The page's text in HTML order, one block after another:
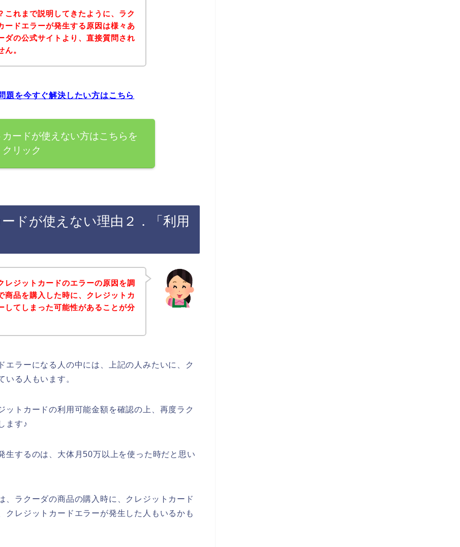
これまで説明してきたように、ラク
ードエラーが発生する原因は様々あ
ダの公式サイトより、直接質問され
。
題を今すぐ解決したい方はこちら
ードが使えない方はこちらを
クリック
ドが使えない理由２．「利用
レジットカードのエラーの原因を調
商品を購入した時に、クレジットカ
してしまった可能性があることが分
エラーになる人の中には、上記の人みたいに、ク
いる人もいます。
ットカードの利用可能金額を確認の上、再度ラク
ます♪
生するのは、大体月50万以上を使った時だと思い
、ラクーダの商品の購入時に、クレジットカード
クレジットカードエラーが発生した人もいるかも